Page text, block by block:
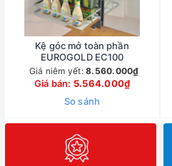
Kệ góc mở toàn phần
EUROGOLD EC100
Giá niêm yết: 8.560.000₫
Giá bán: 5.564.000₫
So sánh